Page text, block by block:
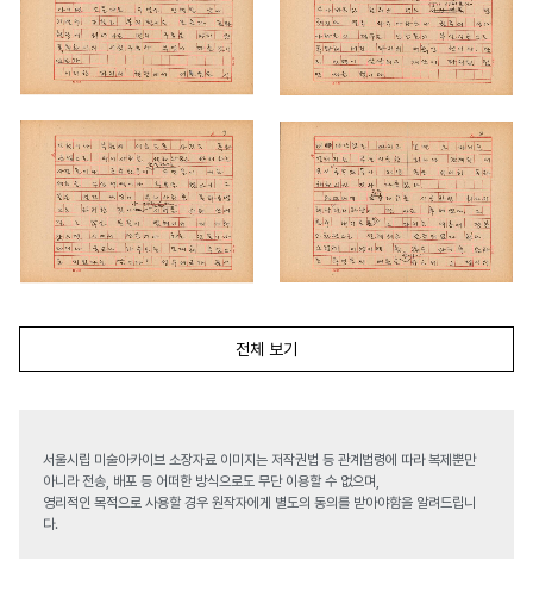
전체 보기
서울시립 미술아카이브 소장자료 이미지는 저작권법 등 관계법령에 따라 복제뿐만
아니라 전송, 배포 등 어떠한 방식으로도 무단 이용할 수 없으며,
영리적인 목적으로 사용할 경우 원작자에게 별도의 동의를 받아야함을 알려드립니
다.